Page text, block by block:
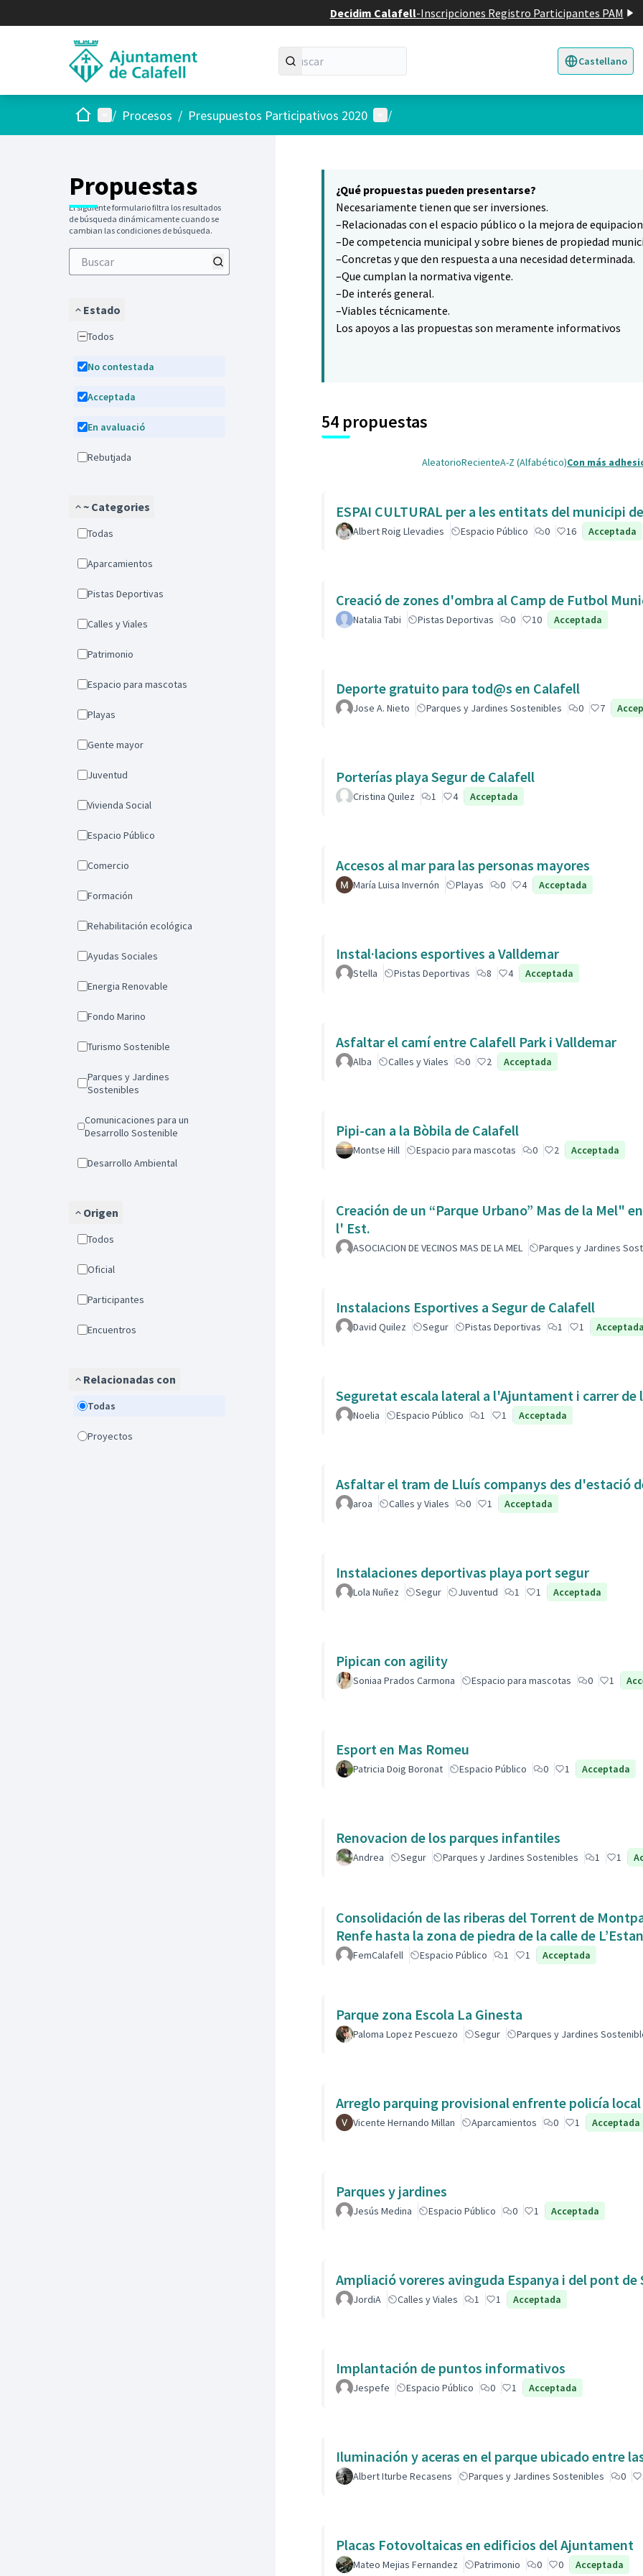
Decidim Calafell-Inscripciones Registro Participantes PAM
Castellano
Triar la llengua
InicioMenú principal
/ Procesos / Presupuestos Participativos 2020 Menú de usuario
/
Propuestas
El siguiente formulario filtra los resultados
de búsqueda dinámicamente cuando se
cambian las condiciones de búsqueda.
Estado
Todos
No contestada
Acceptada
En avaluació
Rebutjada
~ Categories
Todas
Aparcamientos
Pistas Deportivas
Calles y Viales
Patrimonio
Espacio para mascotas
Playas
Gente mayor
Juventud
Vivienda Social
Espacio Público
Comercio
Formación
Rehabilitación ecológica
Ayudas Sociales
Energia Renovable
Fondo Marino
Turismo Sostenible
Parques y Jardines
Sostenibles
Comunicaciones para un
Desarrollo Sostenible
Desarrollo Ambiental
Origen
Todos
Oficial
Participantes
Encuentros
Relacionadas con
Todas
Proyectos
¿Qué propuestas pueden presentarse?
Necesariamente tienen que ser inversiones.
–Relacionadas con el espacio público o la mejora de
–De competencia municipal y sobre bienes de propiedad
–Concretas y que den respuesta a una necesidad determinada.
–Que cumplan la normativa vigente.
–De interés general.
–Viables técnicamente.
Los apoyos a las propuestas son meramente informativos
54 propuestas
AleatorioRecienteA-Z (Alfabético)Con más
ESPAI CULTURAL per a les entitats del municipi
Albert Roig Llevadies Espacio Público 0 16 Acceptada
Creació de zones d'ombra al Camp de Futbol
Natalia Tabi Pistas Deportivas 0 10 Acceptada
Deporte gratuito para tod@s en Calafell
Jose A. Nieto Parques y Jardines Sostenibles 0 7
Porterías playa Segur de Calafell
Cristina Quilez 1 4 Acceptada
Accesos al mar para las personas mayores
María Luisa Invernón Playas 0 4 Acceptada
Instal·lacions esportives a Valldemar
Stella Pistas Deportivas 8 4 Acceptada
Asfaltar el camí entre Calafell Park i Valldemar
Alba Calles y Viales 0 2 Acceptada
Pipi-can a la Bòbila de Calafell
Montse Hill Espacio para mascotas 0 2 Acceptada
Creación de un “Parque Urbano” Mas de la Mel"
l' Est.
ASOCIACION DE VECINOS MAS DE LA MEL Parques y Jardines
Instalacions Esportives a Segur de Calafell
David Quilez Segur Pistas Deportivas 1 1 Acceptada
Seguretat escala lateral a l'Ajuntament i carrer de
Noelia Espacio Público 1 1 Acceptada
Asfaltar el tram de Lluís companys des d'estació
aroa Calles y Viales 0 1 Acceptada
Instalaciones deportivas playa port segur
Lola Nuñez Segur Juventud 1 1 Acceptada
Pipican con agility
Soniaa Prados Carmona Espacio para mascotas 0 1
Esport en Mas Romeu
Patricia Doig Boronat Espacio Público 0 1 Acceptada
Renovacion de los parques infantiles
Andrea Segur Parques y Jardines Sostenibles 1 1
Consolidación de las riberas del Torrent de
Renfe hasta la zona de piedra de la calle de
FemCalafell Espacio Público 1 1 Acceptada
Parque zona Escola La Ginesta
Paloma Lopez Pescuezo Segur Parques y Jardines
Arreglo parquing provisional enfrente policía local
Vicente Hernando Millan Aparcamientos 0 1 Acceptada
Parques y jardines
Jesús Medina Espacio Público 0 1 Acceptada
Ampliació voreres avinguda Espanya i del pont de
JordiA Calles y Viales 1 1 Acceptada
Implantación de puntos informativos
Jespefe Espacio Público 0 1 Acceptada
Iluminación y aceras en el parque ubicado entre
Albert Iturbe Recasens Parques y Jardines Sostenibles 0
Placas Fotovoltaicas en edificios del Ajuntament
Mateo Mejias Fernandez Patrimonio 0 0 Acceptada